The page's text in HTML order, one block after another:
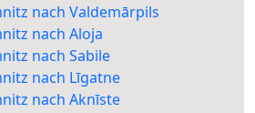
nach Valdemārpils
nach Aloja
nach Sabile
nach Līgatne
nach Aknīste